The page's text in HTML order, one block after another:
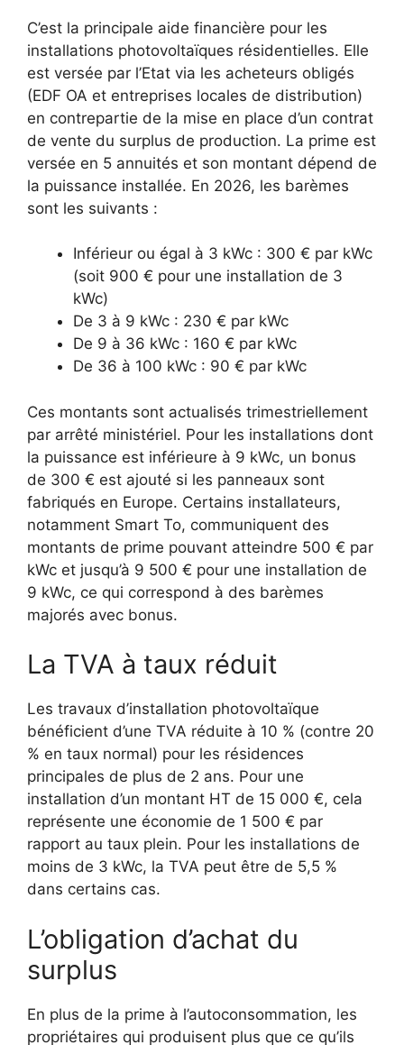
C’est la principale aide financière pour les
installations photovoltaïques résidentielles. Elle
est versée par l’Etat via les acheteurs obligés
(EDF OA et entreprises locales de distribution)
en contrepartie de la mise en place d’un contrat
de vente du surplus de production. La prime est
versée en 5 annuités et son montant dépend de
la puissance installée. En 2026, les barèmes
sont les suivants :
Inférieur ou égal à 3 kWc : 300 € par kWc
(soit 900 € pour une installation de 3
kWc)
De 3 à 9 kWc : 230 € par kWc
De 9 à 36 kWc : 160 € par kWc
De 36 à 100 kWc : 90 € par kWc
Ces montants sont actualisés trimestriellement
par arrêté ministériel. Pour les installations dont
la puissance est inférieure à 9 kWc, un bonus
de 300 € est ajouté si les panneaux sont
fabriqués en Europe. Certains installateurs,
notamment Smart To, communiquent des
montants de prime pouvant atteindre 500 € par
kWc et jusqu’à 9 500 € pour une installation de
9 kWc, ce qui correspond à des barèmes
majorés avec bonus.
La TVA à taux réduit
Les travaux d’installation photovoltaïque
bénéficient d’une TVA réduite à 10 % (contre 20
% en taux normal) pour les résidences
principales de plus de 2 ans. Pour une
installation d’un montant HT de 15 000 €, cela
représente une économie de 1 500 € par
rapport au taux plein. Pour les installations de
moins de 3 kWc, la TVA peut être de 5,5 %
dans certains cas.
L’obligation d’achat du
surplus
En plus de la prime à l’autoconsommation, les
propriétaires qui produisent plus que ce qu’ils